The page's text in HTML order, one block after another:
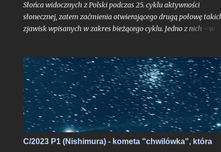
Słońca widocznych z Polski podczas 25. cyklu aktywności
słonecznej, zatem zaćmienia otwierającego drugą połowę
zjawisk wpisanych w zakres bieżącego cyklu. Jedno z nich - w
skoro przynajmniej garstka Polaków mogła je ujrzeć nie
się ze swojego miejsca zamieszkania to nie ma podstaw by je w
statystyce pominąć. Rok 2020 był czasem, gdy obecny cykl
słoneczny klasyfikowany od grudnia 2019 roku, dopiero
raczkował. Trudno było więc oczekiwać aby tarcza Słońca była
już urozmaicona jakimikolwiek plamami mogącymi
nam widoki i fotografie zaćmienia, jakkolwiek pomijalne by
nie było. Liczba Wolfa była wówczas wyzerowana.
C/2023 P1 (Nishimura) - kometa "chwilówka", która